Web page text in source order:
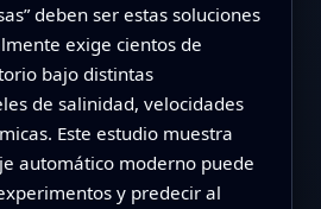
deben ser estas soluciones
exige cientos de
bajo distintas
de salinidad, velocidades
Este estudio muestra
automático moderno puede
y predecir al